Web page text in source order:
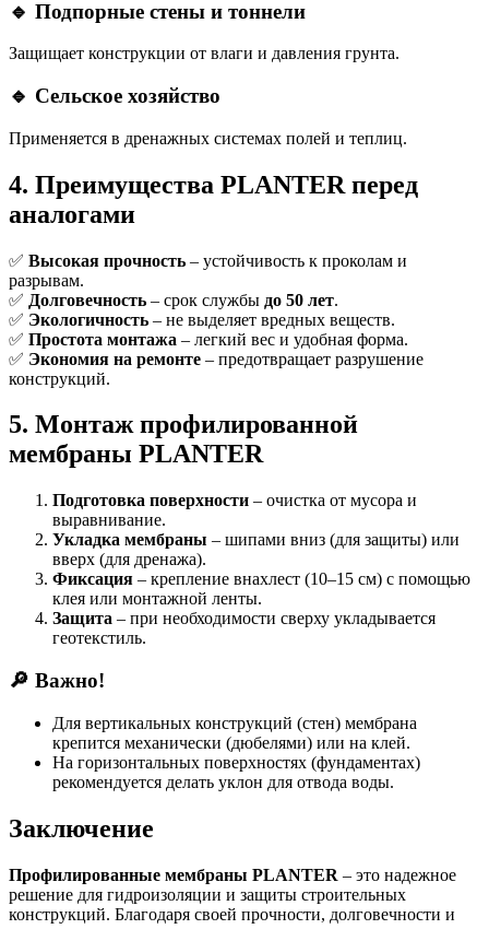
🔹 Подпорные стены и тоннели
Защищает конструкции от влаги и давления грунта.
🔹 Сельское хозяйство
Применяется в дренажных системах полей и теплиц.
4. Преимущества PLANTER перед
аналогами
✅ Высокая прочность – устойчивость к проколам и
разрывам.
✅ Долговечность – срок службы до 50 лет.
✅ Экологичность – не выделяет вредных веществ.
✅ Простота монтажа – легкий вес и удобная форма.
✅ Экономия на ремонте – предотвращает разрушение
конструкций.
5. Монтаж профилированной
мембраны PLANTER
Подготовка поверхности – очистка от мусора и
выравнивание.
Укладка мембраны – шипами вниз (для защиты) или
вверх (для дренажа).
Фиксация – крепление внахлест (10–15 см) с помощью
клея или монтажной ленты.
Защита – при необходимости сверху укладывается
геотекстиль.
🔎 Важно!
Для вертикальных конструкций (стен) мембрана
крепится механически (дюбелями) или на клей.
На горизонтальных поверхностях (фундаментах)
рекомендуется делать уклон для отвода воды.
Заключение
Профилированные мембраны PLANTER – это надежное
решение для гидроизоляции и защиты строительных
конструкций. Благодаря своей прочности, долговечности и